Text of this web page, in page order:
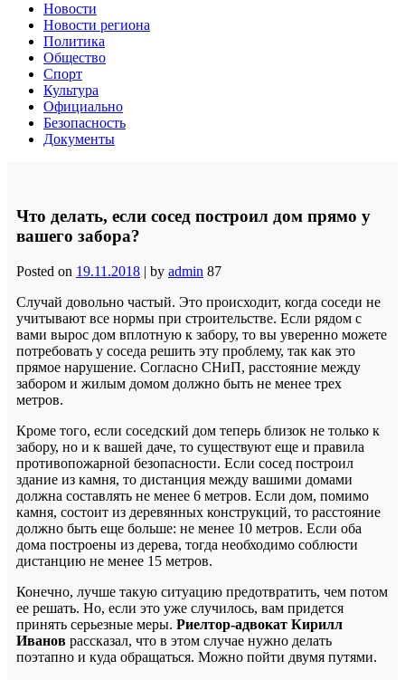
Новости
Новости региона
Политика
Общество
Спорт
Культура
Официально
Безопасность
Документы
Что делать, если сосед построил дом прямо у
вашего забора?
Posted on 19.11.2018 | by admin 87
Случай довольно частый. Это происходит, когда соседи не
учитывают все нормы при строительстве. Если рядом с
вами вырос дом вплотную к забору, то вы уверенно можете
потребовать у соседа решить эту проблему, так как это
прямое нарушение. Согласно СНиП, расстояние между
забором и жилым домом должно быть не менее трех
метров.
Кроме того, если соседский дом теперь близок не только к
забору, но и к вашей даче, то существуют еще и правила
противопожарной безопасности. Если сосед построил
здание из камня, то дистанция между вашими домами
должна составлять не менее 6 метров. Если дом, помимо
камня, состоит из деревянных конструкций, то расстояние
должно быть еще больше: не менее 10 метров. Если оба
дома построены из дерева, тогда необходимо соблюсти
дистанцию не менее 15 метров.
Конечно, лучше такую ситуацию предотвратить, чем потом
ее решать. Но, если это уже случилось, вам придется
принять серьезные меры. Риелтор-адвокат Кирилл
Иванов рассказал, что в этом случае нужно делать
поэтапно и куда обращаться. Можно пойти двумя путями.